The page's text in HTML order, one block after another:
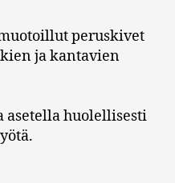
peruskivet
ja kantavien
asetella huolellisesti